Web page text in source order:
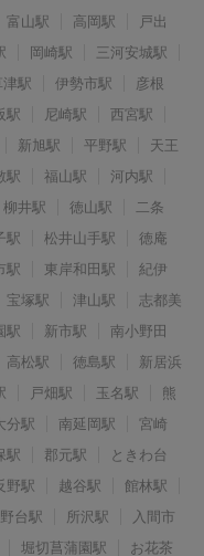
富山駅 高岡駅
戸出
岡崎駅
三河安城駅
津駅 伊勢市駅
彦根
駅 尼崎駅
西宮駅
新旭駅 平野駅
天王
駅 福山駅
河内駅
柳井駅 徳山駅
二条
駅 松井山手駅
徳庵
駅 東岸和田駅
紀伊
宝塚駅 津山駅
志都美
駅 新市駅
南小野田
高松駅 徳島駅
新居浜
戸畑駅 玉名駅
熊
分駅 南延岡駅
宮崎
駅 郡元駅
ときわ台
野駅 越谷駅
館林駅
台駅 所沢駅
入間市
堀切菖蒲園駅 お花茶